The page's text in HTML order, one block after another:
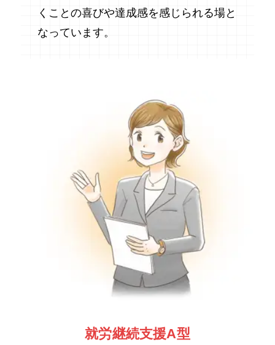
くことの喜びや達成感を感じられる場と
なっています。
就労継続支援A型